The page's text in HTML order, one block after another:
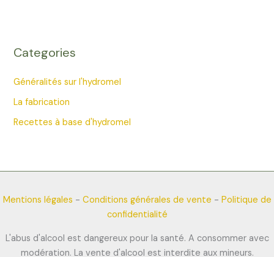
Categories
Généralités sur l'hydromel
La fabrication
Recettes à base d'hydromel
Mentions légales - Conditions générales de vente - Politique de
confidentialité
L'abus d'alcool est dangereux pour la santé. A consommer avec
modération. La vente d'alcool est interdite aux mineurs.